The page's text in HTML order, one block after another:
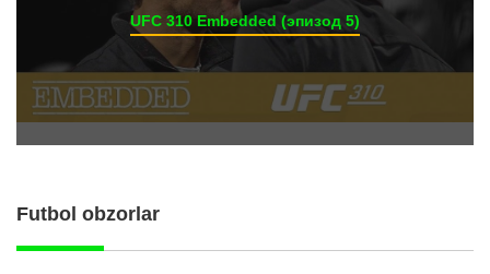
UFC 310 Embedded (эпизод 5)
Futbol obzorlar